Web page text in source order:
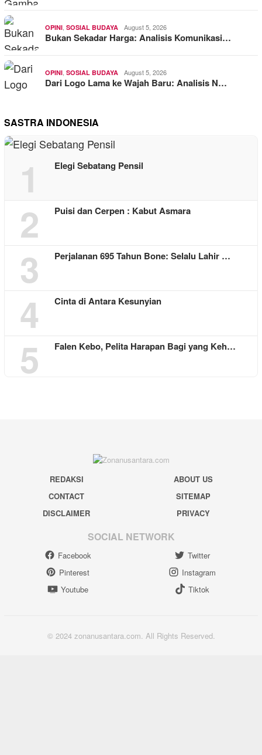
OPINI SOSIAL BUDAYA August 5, 2026
Bukan Sekadar Harga: Analisis Komunikasi…
OPINI SOSIAL BUDAYA August 5, 2026
Dari Logo Lama ke Wajah Baru: Analisis N…
SASTRA INDONESIA
1 Elegi Sebatang Pensil
2 Puisi dan Cerpen : Kabut Asmara
3 Perjalanan 695 Tahun Bone: Selalu Lahir …
4 Cinta di Antara Kesunyian
5 Falen Kebo, Pelita Harapan Bagi yang Keh…
REDAKSI
ABOUT US
CONTACT
SITEMAP
DISCLAIMER
PRIVACY
SOCIAL NETWORK
Facebook
Twitter
Pinterest
Instagram
Youtube
Tiktok
© 2024 zonanusantara.com. All Rights Reserved.